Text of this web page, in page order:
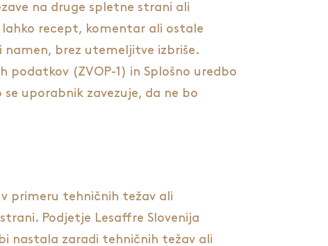
na druge spletne strani ali
recept, komentar ali ostale
namen, brez utemeljitve izbriše.
podatkov (ZVOP-1) in Splošno uredbo
uporabnik zavezuje, da ne bo
primeru tehničnih težav ali
Podjetje Lesaffre Slovenija
nastala zaradi tehničnih težav ali